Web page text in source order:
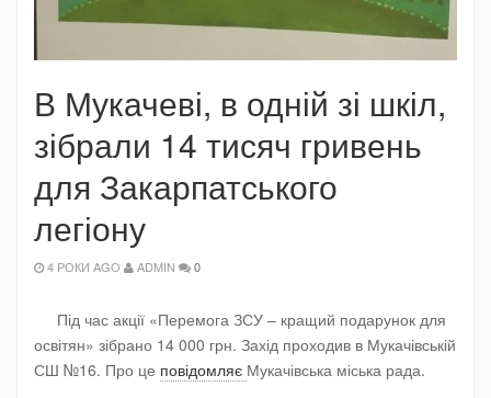
В Мукачеві, в одній зі шкіл,
зібрали 14 тисяч гривень
для Закарпатського
легіону
4 РОКИ AGO ADMIN 0
Під час акції «Перемога ЗСУ – кращий подарунок для
освітян» зібрано 14 000 грн. Захід проходив в Мукачівській
СШ №16. Про це повідомляє Мукачівська міська рада.